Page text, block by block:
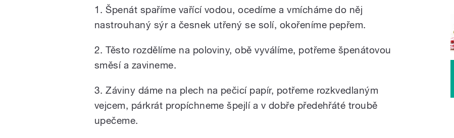
1. Špenát spaříme vařící vodou, ocedíme a vmícháme do něj
nastrouhaný sýr a česnek utřený se solí, okořeníme pepřem.
2. Těsto rozdělíme na poloviny, obě vyválíme, potřeme špenátovou
směsí a zavineme.
3. Záviny dáme na plech na pečicí papír, potřeme rozkvedlaným
vejcem, párkrát propíchneme špejlí a v dobře předehřáté troubě
upečeme.